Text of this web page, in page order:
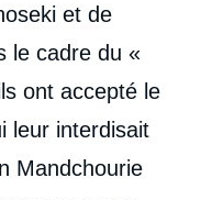
et de
le cadre du «
ont accepté le
leur interdisait
Mandchourie